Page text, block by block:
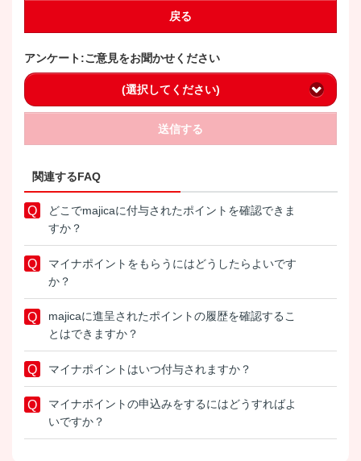
戻る
アンケート:ご意見をお聞かせください
(選択してください)
送信する
関連するFAQ
どこでmajicaに付与されたポイントを確認できま
すか？
マイナポイントをもらうにはどうしたらよいです
か？
majicaに進呈されたポイントの履歴を確認するこ
とはできますか？
マイナポイントはいつ付与されますか？
マイナポイントの申込みをするにはどうすればよ
いですか？